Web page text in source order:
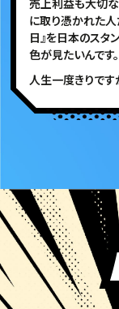
売上利益も大切な
に取り憑かれた人
日』を日本のスタ
色が見たいんです。
人生一度きりです